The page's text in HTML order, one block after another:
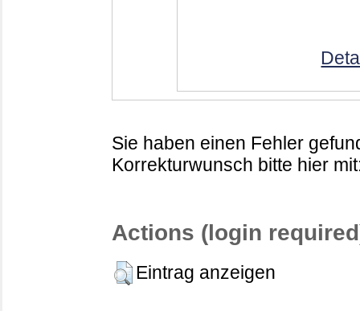
Sie haben einen Fehler
Korrekturwunsch bitte hier
Actions (login
Eintrag anzeigen